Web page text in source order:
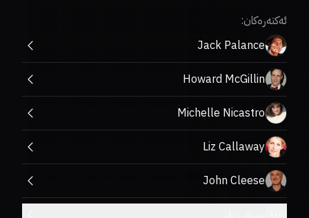
ئەکتەرەکان:
Jack Palance
Howard McGillin
Michelle Nicastro
Liz Callaway
John Cleese